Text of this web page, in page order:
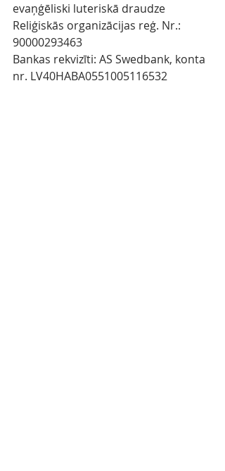
evaņģēliski luteriskā draudze
Reliģiskās organizācijas reģ. Nr.:
90000293463
Bankas rekvizīti: AS Swedbank, konta
nr. LV40HABA0551005116532